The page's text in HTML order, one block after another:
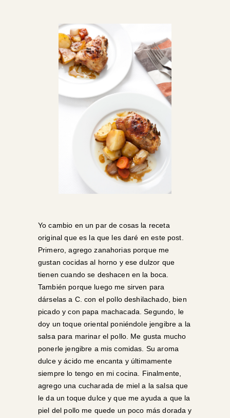
Yo cambio en un par de cosas la receta
original que es la que les daré en este post.
Primero, agrego zanahorias porque me
gustan cocidas al horno y ese dulzor que
tienen cuando se deshacen en la boca.
También porque luego me sirven para
dárselas a C. con el pollo deshilachado, bien
picado y con papa machacada. Segundo, le
doy un toque oriental poniéndole jengibre a la
salsa para marinar el pollo. Me gusta mucho
ponerle jengibre a mis comidas. Su aroma
dulce y ácido me encanta y últimamente
siempre lo tengo en mi cocina. Finalmente,
agrego una cucharada de miel a la salsa que
le da un toque dulce y que me ayuda a que la
piel del pollo me quede un poco más dorada y